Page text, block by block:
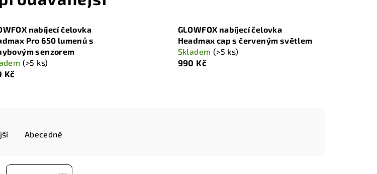
nabíjecí čelovka
Pro 650 lumenů s
senzorem
(>5 ks)
Kč
GLOWFOX nabíjecí čelovka
Headmax cap s červeným světlem
Skladem (>5 ks)
990 Kč
Abecedně